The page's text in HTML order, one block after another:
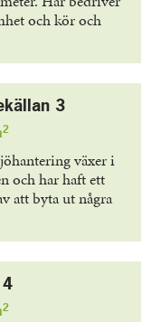
och kör och
3
2
växer i
och har haft ett
att byta ut några
2